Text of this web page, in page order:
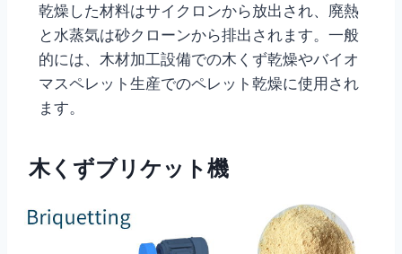
乾燥した材料はサイクロンから放出され、廃熱
と水蒸気は砂クローンから排出されます。一般
的には、木材加工設備での木くず乾燥やバイオ
マスペレット生産でのペレット乾燥に使用され
ます。
木くずブリケット機